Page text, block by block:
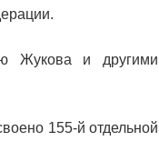
Жукова и другими
155-й отдельной